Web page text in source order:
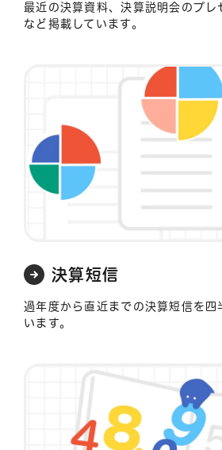
最近の決算資料、決算説明会のプレ
など掲載しています。
決算短信
過年度から直近までの決算短信を四
います。